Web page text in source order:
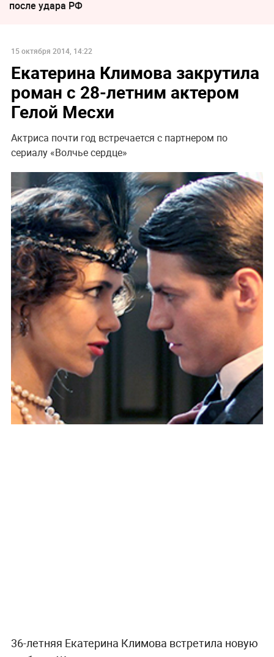
после удара РФ
15 октября 2014, 14:22
Екатерина Климова закрутила
роман с 28-летним актером
Гелой Месхи
Актриса почти год встречается с партнером по
сериалу «Волчье сердце»
36-летняя Екатерина Климова встретила новую